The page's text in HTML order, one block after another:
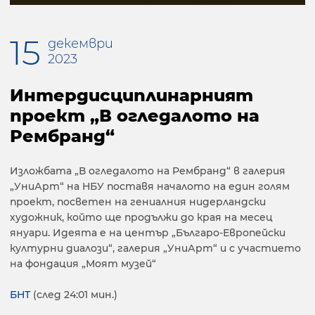
15 декември
2023
Интердисциплинарният
проект „В огледалото на
Рембранд“
Изложбата „В огледалото на Рембранд“ в галерия
„УниАрт“ на НБУ поставя началото на един голям
проект, посветен на гениалния нидерландски
художник, който ще продължи до края на месец
януари. Идеята е на център „Българо-Европейски
културни диалози“, галерия „УниАрт“ и с участието
на фондация „Моят музей“
БНТ(след 24:01 мин.)